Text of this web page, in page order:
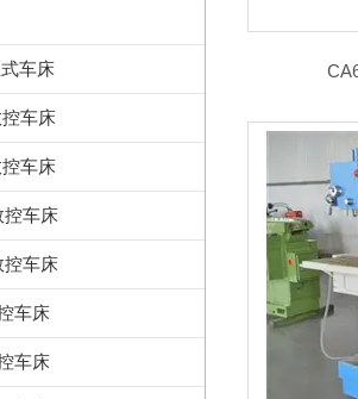
车床
车床
车床
控车床
控车床
车床
车床